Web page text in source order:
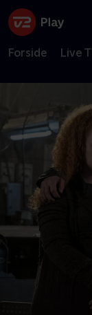
Forside Live